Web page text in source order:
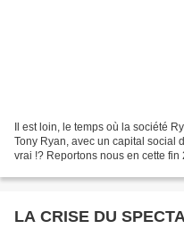
Il est loin, le temps où la société
Tony Ryan, avec un capital social
vrai !? Reportons nous en cette
LA CRISE DU